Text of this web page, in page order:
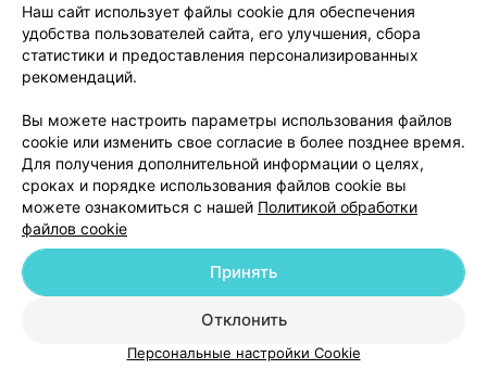
Вакансии
Партнеры
Написать руководителю 103.by
Обработка персональных данных
© 2026 ООО «Артокс Лаб», УНП 191700409
| 220012, Республика Беларусь,
Служба поддержки +375 291212755
Наш сайт использует файлы cookie для обеспечения
удобства пользователей сайта, его улучшения, сбора
статистики и предоставления персонализированных
рекомендаций.
Вы можете настроить параметры использования файлов
cookie или изменить свое согласие в более позднее время.
Для получения дополнительной информации о целях,
сроках и порядке использования файлов cookie вы
можете ознакомиться с нашей Политикой обработки
файлов cookie
Отклонить
Принять
Персональные настройки Cookie